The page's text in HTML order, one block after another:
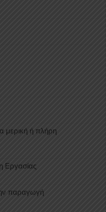
μερική ή πλήρη
Εργασίας
παραγωγή